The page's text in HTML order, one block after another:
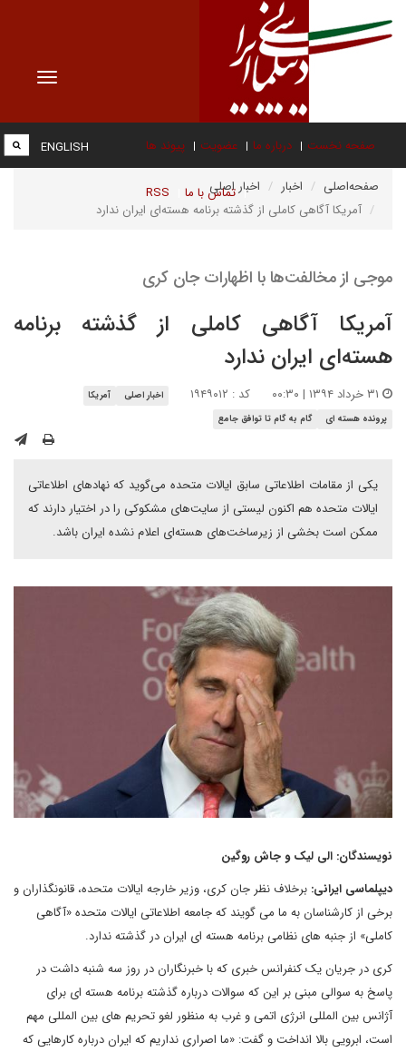
Toggle
صفحه نخست درباره ما عضویت پیوند ها
تماس با ما RSS
ENGLISH
صفحه‌اصلی اخبار
اخبار اصلی
آمریکا آگاهی کاملی از گذشته برنامه هسته‌ای ایران ندارد
موجی از مخالفت‌ها با اظهارات جان کری
آمریکا آگاهی کاملی از گذشته برنامه
هسته‌ای ایران ندارد
کد : ۱۹۴۹۰۱۲ اخبار اصلی
آمریکا
پرونده هسته ای
گام به گام تا توافق جامع
یکی از مقامات اطلاعاتی سابق ایالات متحده می‌گوید که نهادهای اطلاعاتی
ایالات متحده هم اکنون لیستی از سایت‌های مشکوکی را در اختیار دارند که
ممکن است بخشی از زیرساخت‌های هسته‌ای اعلام نشده ایران باشد.
نویسندگان: الی لیک و جاش روگین
دیپلماسی ایرانی: برخلاف نظر جان کری، وزیر خارجه ایالات متحده، قانونگذاران و
برخی از کارشناسان به ما می گویند که جامعه اطلاعاتی ایالات متحده «آگاهی
کاملی» از جنبه های نظامی برنامه هسته ای ایران در گذشته ندارد.
کری در جریان یک کنفرانس خبری که با خبرنگاران در روز سه شنبه داشت در
پاسخ به سوالی مبنی بر این که سوالات درباره گذشته برنامه هسته ای برای
آژانس بین المللی انرژی اتمی و غرب به منظور لغو تحریم های بین المللی مهم
است، ابرویی بالا انداخت و گفت: «ما اصراری نداریم که ایران درباره کارهایی که